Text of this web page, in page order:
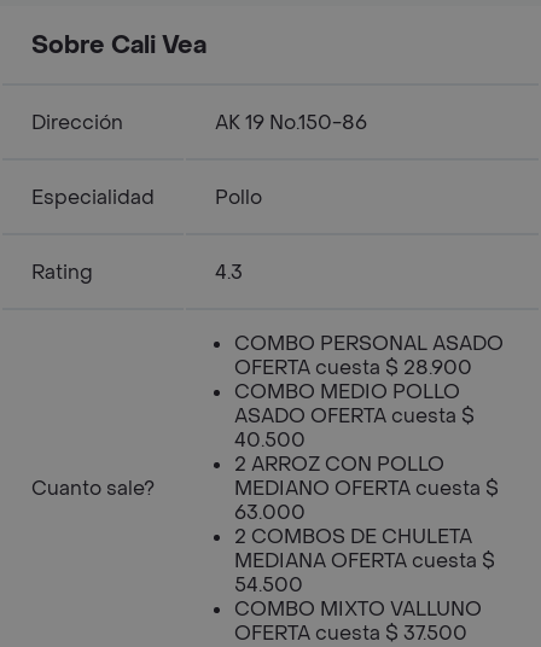
Sobre Cali Vea
Dirección AK 19 No.150-86
Especialidad Pollo
Rating 4.3
Cuanto sale?
COMBO PERSONAL ASADO
OFERTA cuesta $ 28.900
COMBO MEDIO POLLO
ASADO OFERTA cuesta $
40.500
2 ARROZ CON POLLO
MEDIANO OFERTA cuesta $
63.000
2 COMBOS DE CHULETA
MEDIANA OFERTA cuesta $
54.500
COMBO MIXTO VALLUNO
OFERTA cuesta $ 37.500